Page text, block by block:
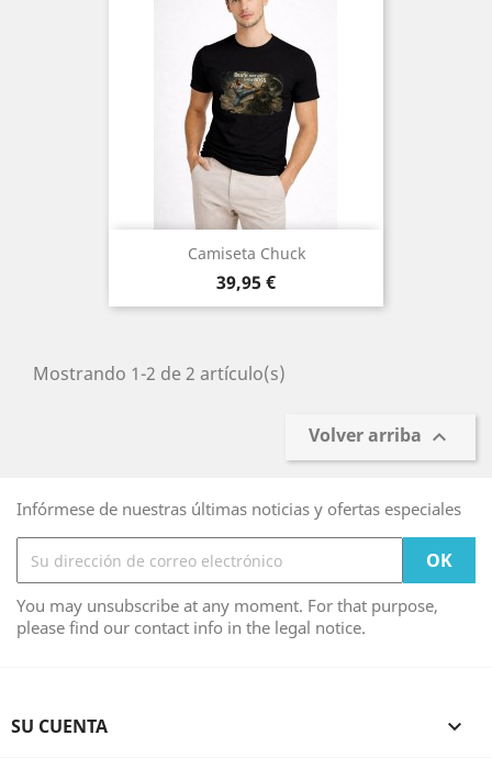
Camiseta Chuck
Precio
39,95 €
Mostrando 1-2 de 2 artículo(s)
Volver arriba 
Infórmese de nuestras últimas noticias y ofertas especiales
You may unsubscribe at any moment. For that purpose,
please find our contact info in the legal notice.
SU CUENTA 